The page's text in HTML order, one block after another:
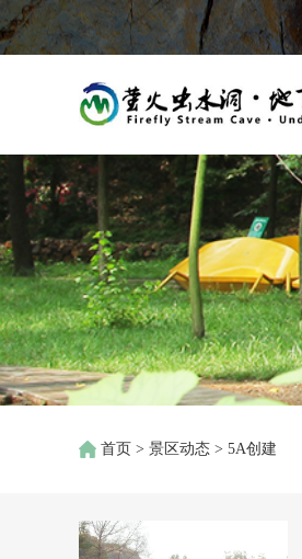
首页 > 景区动态 > 5A创建